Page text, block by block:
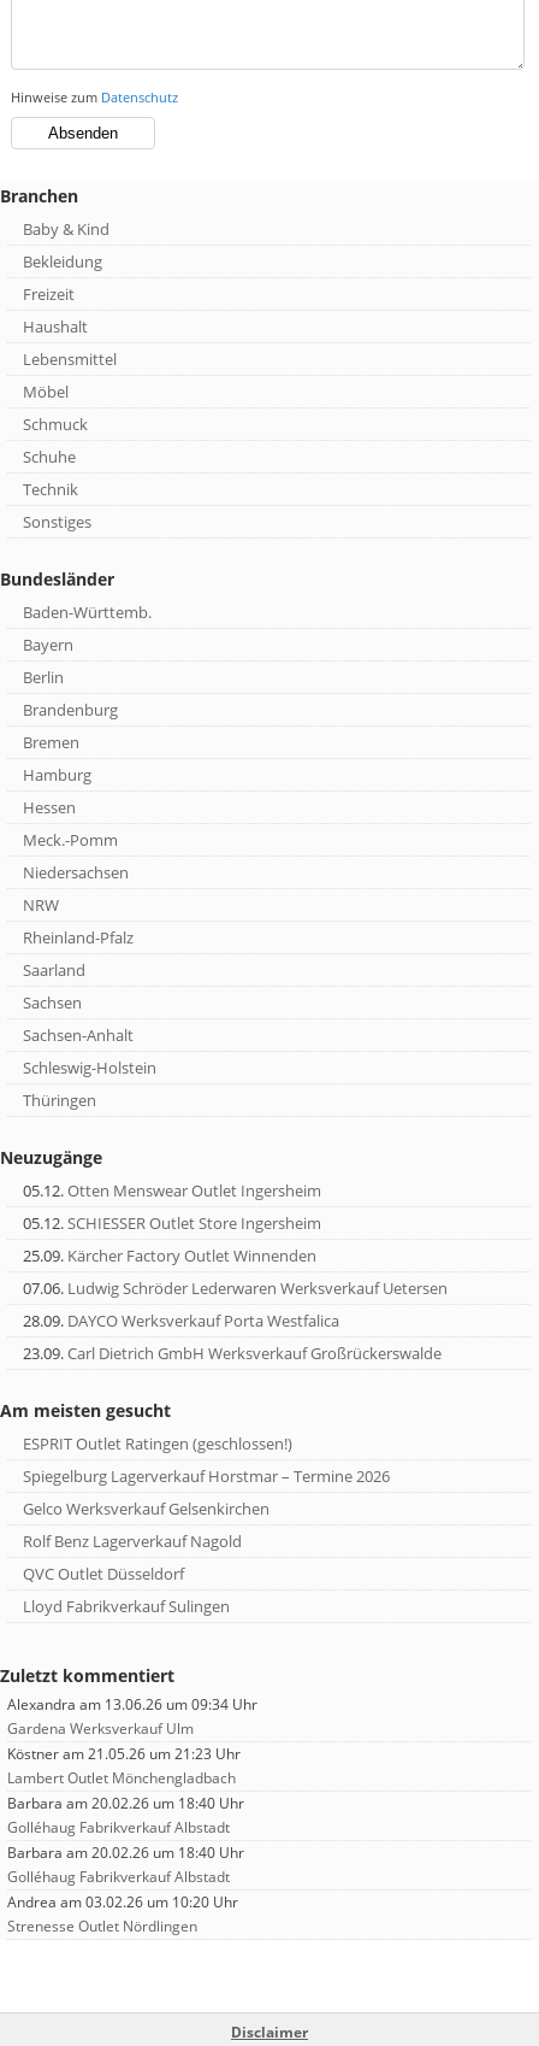
Hinweise zum Datenschutz
Branchen
Baby & Kind
Bekleidung
Freizeit
Haushalt
Lebensmittel
Möbel
Schmuck
Schuhe
Technik
Sonstiges
Bundesländer
Baden-Württemb.
Bayern
Berlin
Brandenburg
Bremen
Hamburg
Hessen
Meck.-Pomm
Niedersachsen
NRW
Rheinland-Pfalz
Saarland
Sachsen
Sachsen-Anhalt
Schleswig-Holstein
Thüringen
Neuzugänge
05.12.Otten Menswear Outlet Ingersheim
05.12. SCHIESSER Outlet Store Ingersheim
25.09. Kärcher Factory Outlet Winnenden
07.06. Ludwig Schröder Lederwaren Werksverkauf Uetersen
28.09. DAYCO Werksverkauf Porta Westfalica
23.09.Carl Dietrich GmbH Werksverkauf Großrückerswalde
Am meisten gesucht
ESPRIT Outlet Ratingen (geschlossen!)
Spiegelburg Lagerverkauf Horstmar – Termine 2026
Gelco Werksverkauf Gelsenkirchen
Rolf Benz Lagerverkauf Nagold
QVC Outlet Düsseldorf
Lloyd Fabrikverkauf Sulingen
Zuletzt kommentiert
Alexandra am 13.06.26 um 09:34 Uhr
Gardena Werksverkauf Ulm
Köstneram 21.05.26 um 21:23 Uhr
Lambert Outlet Mönchengladbach
Barbara am 20.02.26 um 18:40 Uhr
Golléhaug Fabrikverkauf Albstadt
Barbara am 20.02.26 um 18:40 Uhr
Golléhaug Fabrikverkauf Albstadt
Andrea am 03.02.26 um 10:20 Uhr
Strenesse Outlet Nördlingen
Disclaimer